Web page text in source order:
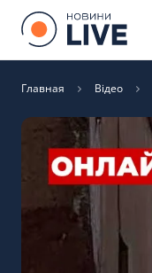
Главная Відео